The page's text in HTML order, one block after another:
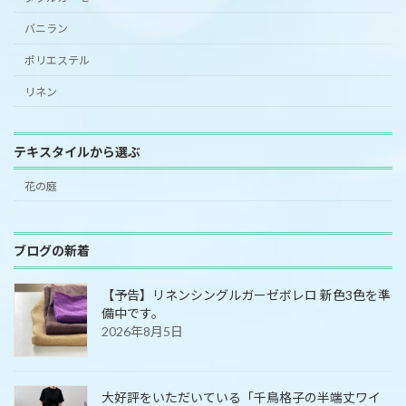
バニラン
ポリエステル
リネン
テキスタイルから選ぶ
花の庭
ブログの新着
【予告】リネンシングルガーゼボレロ 新色3色を準
備中です。
2026年8月5日
大好評をいただいている「千鳥格子の半端丈ワイ